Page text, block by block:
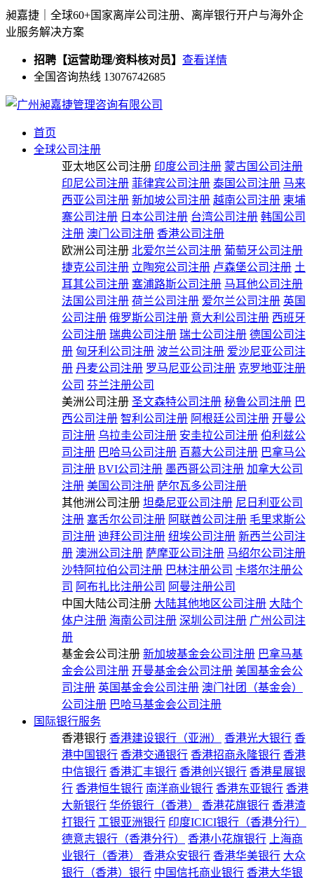
昶嘉捷｜全球60+国家离岸公司注册、离岸银行开户与海外企
业服务解决方案
招聘【运营助理/资料核对员】 查看详情
全国咨询热线 13076742685
首页
全球公司注册
亚太地区公司注册 印度公司注册 蒙古国公司注册
印尼公司注册 菲律宾公司注册 泰国公司注册 马来
西亚公司注册 新加坡公司注册 越南公司注册 柬埔
寨公司注册 日本公司注册 台湾公司注册 韩国公司
注册 澳门公司注册 香港公司注册
欧洲公司注册 北爱尔兰公司注册 葡萄牙公司注册
捷克公司注册 立陶宛公司注册 卢森堡公司注册 土
耳其公司注册 塞浦路斯公司注册 马耳他公司注册
法国公司注册 荷兰公司注册 爱尔兰公司注册 英国
公司注册 俄罗斯公司注册 意大利公司注册 西班牙
公司注册 瑞典公司注册 瑞士公司注册 德国公司注
册 匈牙利公司注册 波兰公司注册 爱沙尼亚公司注
册 丹麦公司注册 罗马尼亚公司注册 克罗地亚注册
公司 芬兰注册公司
美洲公司注册 圣文森特公司注册 秘鲁公司注册 巴
西公司注册 智利公司注册 阿根廷公司注册 开曼公
司注册 乌拉圭公司注册 安圭拉公司注册 伯利兹公
司注册 巴哈马公司注册 百慕大公司注册 巴拿马公
司注册 BVI公司注册 墨西哥公司注册 加拿大公司
注册 美国公司注册 萨尔瓦多公司注册
其他洲公司注册 坦桑尼亚公司注册 尼日利亚公司
注册 塞舌尔公司注册 阿联酋公司注册 毛里求斯公
司注册 迪拜公司注册 纽埃公司注册 新西兰公司注
册 澳洲公司注册 萨摩亚公司注册 马绍尔公司注册
沙特阿拉伯公司注册 巴林注册公司 卡塔尔注册公
司 阿布扎比注册公司 阿曼注册公司
中国大陆公司注册 大陆其他地区公司注册 大陆个
体户注册 海南公司注册 深圳公司注册 广州公司注
册
基金会公司注册 新加坡基金会公司注册 巴拿马基
金会公司注册 开曼基金会公司注册 美国基金会公
司注册 英国基金会公司注册 澳门社团（基金会）
公司注册 巴哈马基金会公司注册
国际银行服务
香港银行 香港建设银行（亚洲） 香港光大银行 香
港中国银行 香港交通银行 香港招商永隆银行 香港
中信银行 香港汇丰银行 香港创兴银行 香港星展银
行 香港恒生银行 南洋商业银行 香港东亚银行 香港
大新银行 华侨银行（香港） 香港花旗银行 香港渣
打银行 工银亚洲银行 印度ICICI银行（香港分行）
德意志银行（香港分行）
香港小花旗银行
上海商
业银行（香港）
香港众安银行 香港华美银行 大众
银行（香港）银行 中国信托商业银行 香港大华银